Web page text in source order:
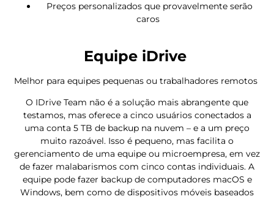
Preços personalizados que provavelmente serão
caros
Equipe iDrive
Melhor para equipes pequenas ou trabalhadores remotos
O IDrive Team não é a solução mais abrangente que
testamos, mas oferece a cinco usuários conectados a
uma conta 5 TB de backup na nuvem – e a um preço
muito razoável. Isso é pequeno, mas facilita o
gerenciamento de uma equipe ou microempresa, em vez
de fazer malabarismos com cinco contas individuais. A
equipe pode fazer backup de computadores macOS e
Windows, bem como de dispositivos móveis baseados